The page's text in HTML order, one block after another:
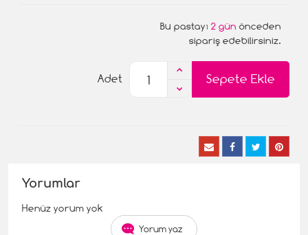
Bu pastayı 2 gün önceden
sipariş edebilirsiniz.
Sepete Ekle
Adet
Yorumlar
Henüz yorum yok
Yorum yaz